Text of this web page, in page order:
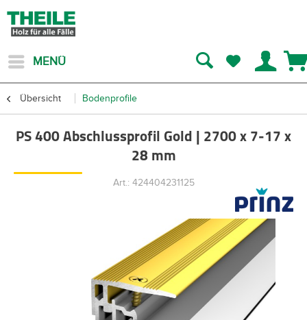
MENÜ
Übersicht Bodenprofile
PS 400 Abschlussprofil Gold | 2700 x 7-17 x
28 mm
Art.: 424404231125